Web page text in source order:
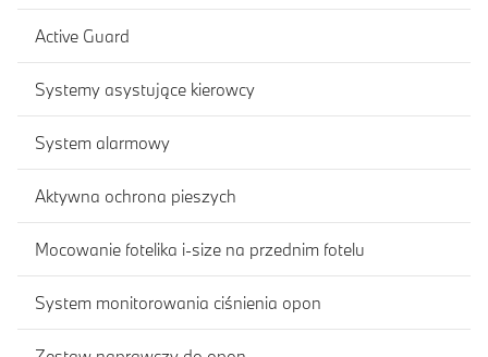
Active Guard
Systemy asystujące kierowcy
System alarmowy
Aktywna ochrona pieszych
Mocowanie fotelika i-size na przednim fotelu
System monitorowania ciśnienia opon